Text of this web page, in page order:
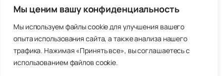
Мы ценим вашу конфиденциальность
Мы используем файлы cookie для улучшения вашего
опыта использования сайта, а также анализа нашего
трафика. Нажимая «Принять все», вы соглашаетесь с
использованием файлов cookie.
+7(7057)06-95-77
gefliskz@mail.ru
Правовая информация